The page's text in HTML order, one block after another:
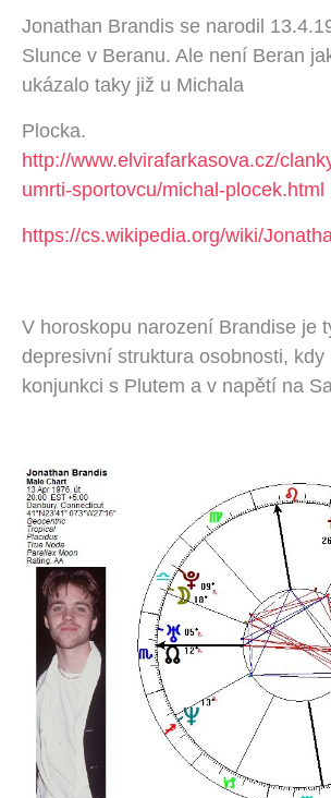
Jonathan Brandis se narodil
Slunce v Beranu. Ale není Beran
ukázalo taky již u Michala
Plocka.
http://www.elvirafarkasova.cz/
umrti-sportovcu/michal-plocek.html
https://cs.wikipedia.org/wiki/
V horoskopu narození Brandise je
depresivní struktura osobnosti, kdy
konjunkci s Plutem a v napětí na